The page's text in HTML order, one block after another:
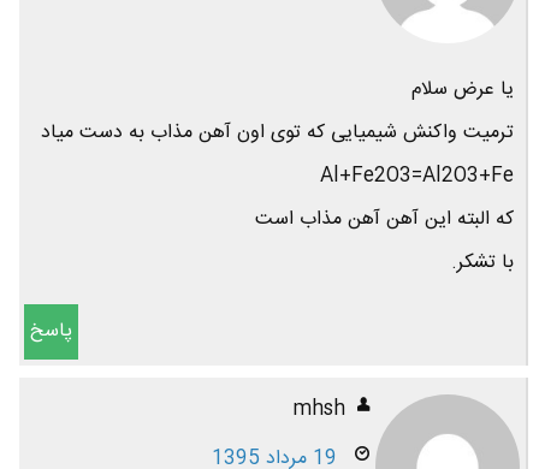
یا عرض سلام
ترمیت واکنش شیمیایی که توی اون آهن مذاب به دست میاد
Al+Fe2O3=Al2O3+Fe
که البته این آهن آهن مذاب است
با تشکر.
پاسخ
mhsh
19 مرداد 1395